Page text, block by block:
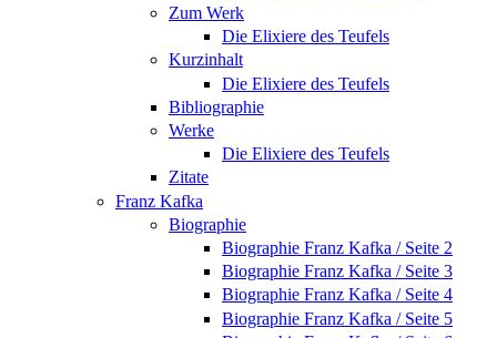
Zum Werk
Die Elixiere des Teufels
Kurzinhalt
Die Elixiere des Teufels
Bibliographie
Werke
Die Elixiere des Teufels
Zitate
Franz Kafka
Biographie
Biographie Franz Kafka / Seite 2
Biographie Franz Kafka / Seite 3
Biographie Franz Kafka / Seite 4
Biographie Franz Kafka / Seite 5